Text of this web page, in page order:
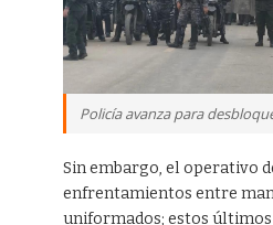
Policía avanza para
Sin embargo, el operativo
enfrentamientos entre
uniformados; estos